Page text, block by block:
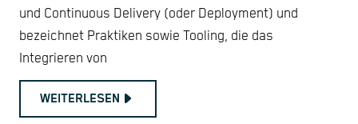
und Continuous Delivery (oder Deployment) und
bezeichnet Praktiken sowie Tooling, die das
Integrieren von
WEITERLESEN